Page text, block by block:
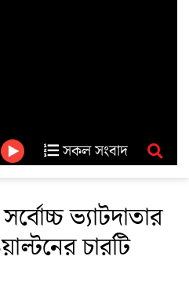
সকল সংবাদ
ভ্যাটদাতার
চারটি